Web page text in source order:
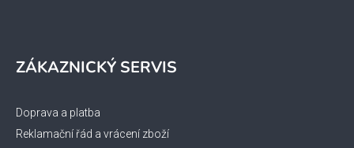
ZÁKAZNICKÝ SERVIS
Doprava a platba
Reklamační řád a vrácení zboží